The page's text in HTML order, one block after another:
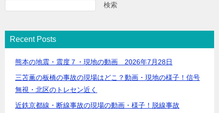
検索
Recent Posts
熊本の地震・震度７・現地の動画 2026年7月28日
三苫薫の板橋の事故の現場はどこ？動画・現地の様子！信号
無視・北区のトレセン近く
近鉄京都線・断線事故の現場の動画・様子！脱線事故